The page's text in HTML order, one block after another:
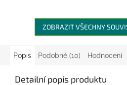
ZOBRAZIT VŠECHNY
Popis Podobné (10) Hodnocení
Detailní popis produktu